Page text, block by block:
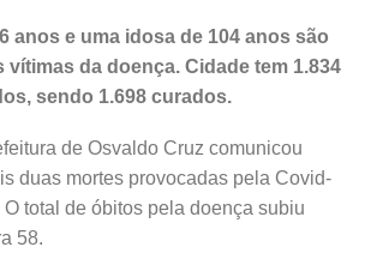
anos e uma idosa de 104 anos são
vítimas da doença. Cidade tem 1.834
sendo 1.698 curados.
de Osvaldo Cruz comunicou
duas mortes provocadas pela Covid-
O total de óbitos pela doença subiu
58.